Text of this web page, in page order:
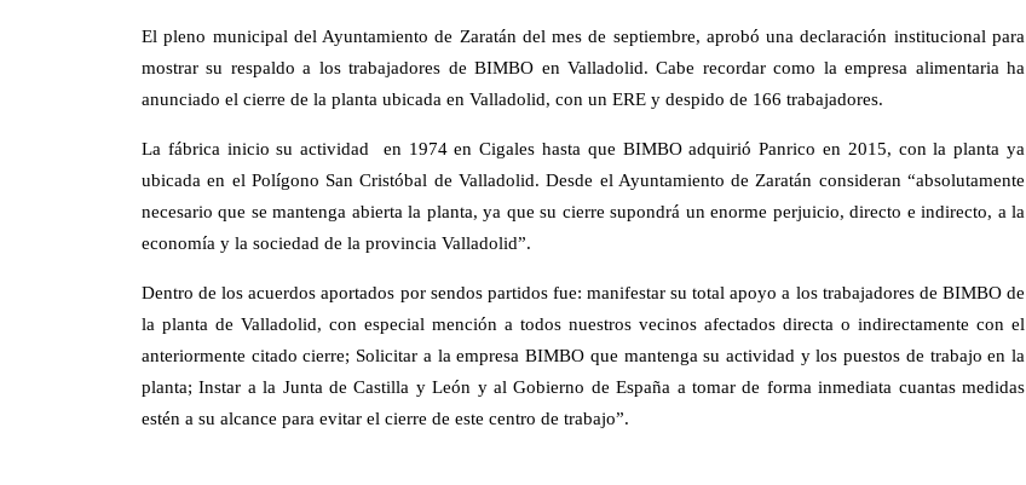
El pleno municipal del Ayuntamiento de Zaratán del mes de septiembre, aprobó una declaración institucional para
mostrar su respaldo a los trabajadores de BIMBO en Valladolid. Cabe recordar como la empresa alimentaria ha
anunciado el cierre de la planta ubicada en Valladolid, con un ERE y despido de 166 trabajadores.
La fábrica inicio su actividad en 1974 en Cigales hasta que BIMBO adquirió Panrico en 2015, con la planta ya
ubicada en el Polígono San Cristóbal de Valladolid. Desde el Ayuntamiento de Zaratán consideran “absolutamente
necesario que se mantenga abierta la planta, ya que su cierre supondrá un enorme perjuicio, directo e indirecto, a la
economía y la sociedad de la provincia Valladolid”.
Dentro de los acuerdos aportados por sendos partidos fue: manifestar su total apoyo a los trabajadores de BIMBO de
la planta de Valladolid, con especial mención a todos nuestros vecinos afectados directa o indirectamente con el
anteriormente citado cierre; Solicitar a la empresa BIMBO que mantenga su actividad y los puestos de trabajo en la
planta; Instar a la Junta de Castilla y León y al Gobierno de España a tomar de forma inmediata cuantas medidas
estén a su alcance para evitar el cierre de este centro de trabajo”.